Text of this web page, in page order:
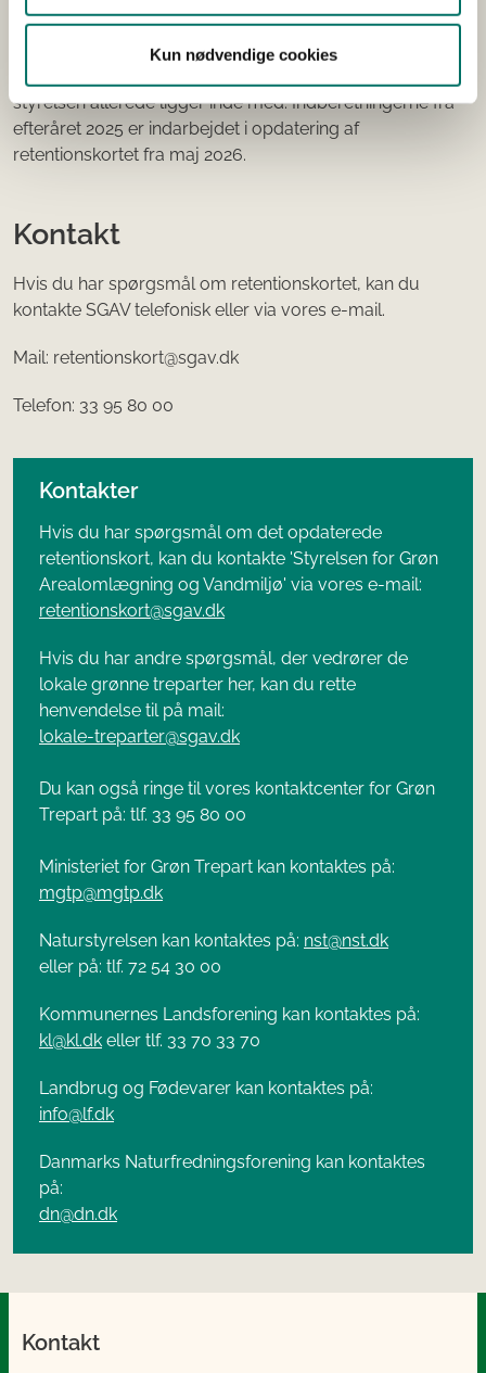
Kun nødvendige cookies
Muligheden for at indberette har været åben i efteråret
styrelsen allerede ligger inde med. Indberetningerne fra
efteråret 2025 er indarbejdet i opdatering af
retentionskortet fra maj 2026.
Kontakt
Hvis du har spørgsmål om retentionskortet, kan du
kontakte SGAV telefonisk eller via vores e-mail.
Mail: retentionskort@sgav.dk
Telefon: 33 95 80 00
Kontakter
Hvis du har spørgsmål om det opdaterede
retentionskort, kan du kontakte 'Styrelsen for Grøn
Arealomlægning og Vandmiljø' via vores e-mail:
retentionskort@sgav.dk
Hvis du har andre spørgsmål, der vedrører de
lokale grønne treparter her, kan du rette
henvendelse til på mail:
lokale-treparter@sgav.dk
Du kan også ringe til vores kontaktcenter for Grøn
Trepart på: tlf. 33 95 80 00
Ministeriet for Grøn Trepart kan kontaktes på:
mgtp@mgtp.dk
Naturstyrelsen kan kontaktes på: nst@nst.dk
eller på: tlf. 72 54 30 00
Kommunernes Landsforening kan kontaktes på:
kl@kl.dk eller tlf. 33 70 33 70
Landbrug og Fødevarer kan kontaktes på:
info@lf.dk
Danmarks Naturfredningsforening kan kontaktes
på:
dn@dn.dk
Kontakt